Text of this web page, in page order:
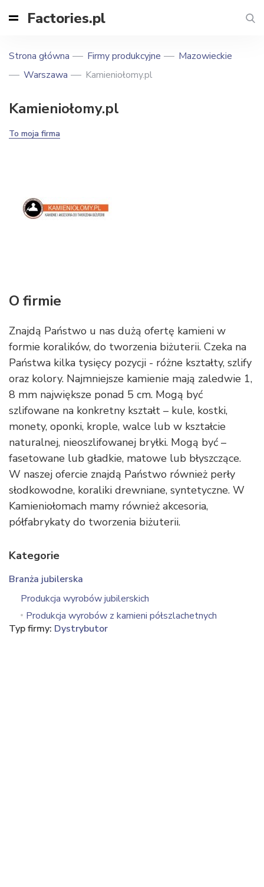
Factories.pl
Strona główna Firmy produkcyjne
Mazowieckie
Warszawa
Kamieniołomy.pl
Kamieniołomy.pl
To moja firma
O firmie
Znajdą Państwo u nas dużą ofertę kamieni w
formie koralików, do tworzenia biżuterii. Czeka na
Państwa kilka tysięcy pozycji - różne kształty, szlify
oraz kolory. Najmniejsze kamienie mają zaledwie 1,
8 mm największe ponad 5 cm. Mogą być
szlifowane na konkretny kształt – kule, kostki,
monety, oponki, krople, walce lub w kształcie
naturalnej, nieoszlifowanej bryłki. Mogą być –
fasetowane lub gładkie, matowe lub błyszczące.
W naszej ofercie znajdą Państwo również perły
słodkowodne, koraliki drewniane, syntetyczne. W
Kamieniołomach mamy również akcesoria,
półfabrykaty do tworzenia biżuterii.
Kategorie
Branża jubilerska
Produkcja wyrobów jubilerskich
Produkcja wyrobów z kamieni półszlachetnych
Typ firmy: Dystrybutor